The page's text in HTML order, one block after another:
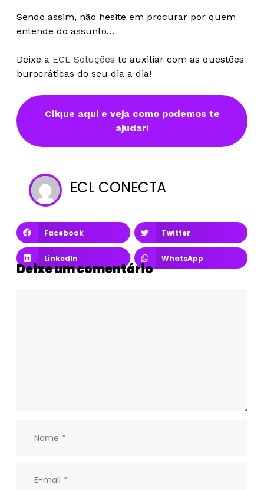
Sendo assim, não hesite em procurar por quem
entende do assunto…
Deixe a ECL Soluções te auxiliar com as questões
burocráticas do seu dia a dia!
Clique aqui e veja como podemos te
ajudar!
ECL CONECTA
Facebook Twitter
LinkedIn WhatsApp
Deixe um comentário